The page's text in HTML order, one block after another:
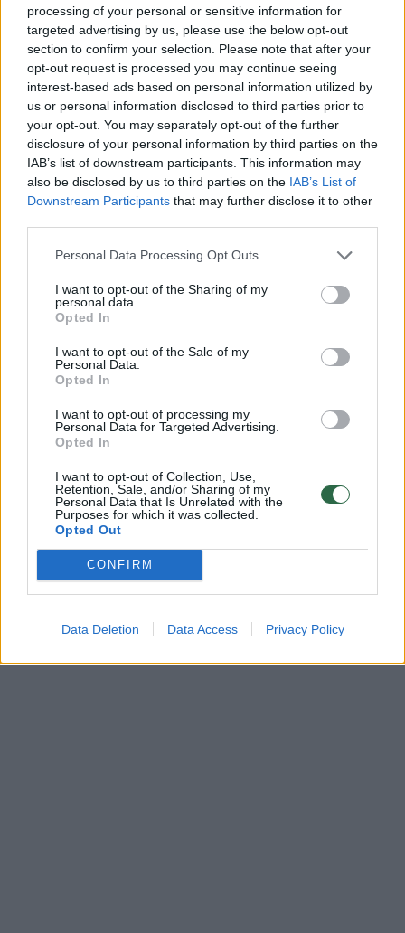
processing of your personal or sensitive information for
targeted advertising by us, please use the below opt-out
section to confirm your selection. Please note that after your
opt-out request is processed you may continue seeing
interest-based ads based on personal information utilized by
us or personal information disclosed to third parties prior to
your opt-out. You may separately opt-out of the further
disclosure of your personal information by third parties on the
IAB’s list of downstream participants. This information may
also be disclosed by us to third parties on the IAB’s List of
Downstream Participants that may further disclose it to other
Personal Data Processing Opt Outs
I want to opt-out of the Sharing of my
personal data.
Opted In
I want to opt-out of the Sale of my
Personal Data.
Opted In
I want to opt-out of processing my
Personal Data for Targeted Advertising.
Opted In
I want to opt-out of Collection, Use,
Retention, Sale, and/or Sharing of my
Personal Data that Is Unrelated with the
Purposes for which it was collected.
Opted Out
CONFIRM
Data Deletion Data Access Privacy Policy
Švelnaus būdo Princesę
priglaudę žmonės grąžino
atgal: meldžia šanso ir
gerumo
tapę
įspėja –
„Jei namuose trūksta gyvybės, judesio ir
smalsių nosyčių, kurios nori dalyvauti visur –
šios mažylės gali būti būtent tai, ko ieškote“,
– sako prieglaudos atstovai.
Susidomėjusieji kviečiami susisiekti el. paštu:
egzoticsos@gmail.com.